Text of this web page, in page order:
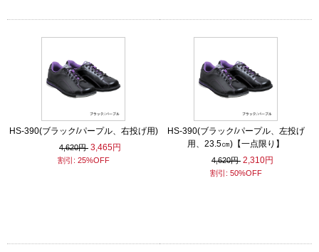
HS-390(ブラック/パープル、右投げ用)
4,620円 3,465円
割引: 25%OFF
HS-390(ブラック/パープル、左投げ
用、23.5㎝)【一点限り】
4,620円 2,310円
割引: 50%OFF